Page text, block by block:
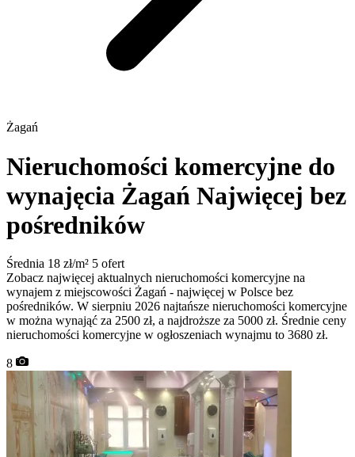
Żagań
Nieruchomości komercyjne do
wynajęcia Żagań Najwięcej bez
pośredników
Średnia 18 zł/m² 5 ofert
Zobacz najwięcej aktualnych nieruchomości komercyjne na
wynajem z miejscowości Żagań - najwięcej w Polsce bez
pośredników. W sierpniu 2026 najtańsze nieruchomości komercyjne
w można wynająć za 2500 zł, a najdroższe za 5000 zł. Średnie ceny
nieruchomości komercyjne w ogłoszeniach wynajmu to 3680 zł.
8